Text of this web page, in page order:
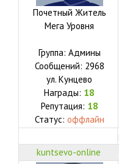
Почетный Житель
Мега Уровня
Группа: Админы
Сообщений: 2968
ул. Кунцево
Награды: 18
Репутация: 18
Статус: оффлайн
kuntsevo-online